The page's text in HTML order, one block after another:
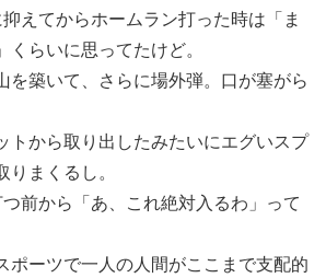
えてからホームラン打った時は「ま
くらいに思ってたけど。
を築いて、さらに場外弾。口が塞がら
トから取り出したみたいにエグいスプ
りまくるし。
前から「あ、これ絶対入るわ」って
ポーツで一人の人間がここまで支配的